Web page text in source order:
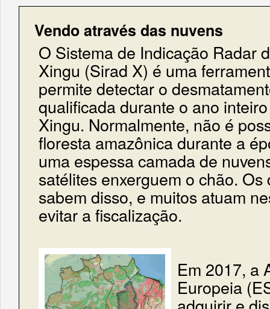
Vendo através das nuvens
O Sistema de Indicação Radar
Xingu (Sirad X) é uma
permite detectar o
qualificada durante o ano
Xingu. Normalmente, não é
floresta amazônica durante a
uma espessa camada de
satélites enxerguem o chão.
sabem disso, e muitos atuam
evitar a fiscalização.
Em 2017, a
Europeia